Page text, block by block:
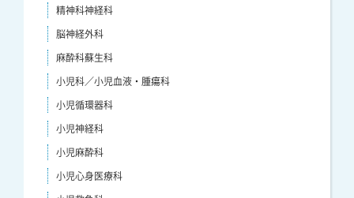
精神科神経科
脳神経外科
麻酔科蘇生科
小児科／小児血液・腫瘍科
小児循環器科
小児神経科
小児麻酔科
小児心身医療科